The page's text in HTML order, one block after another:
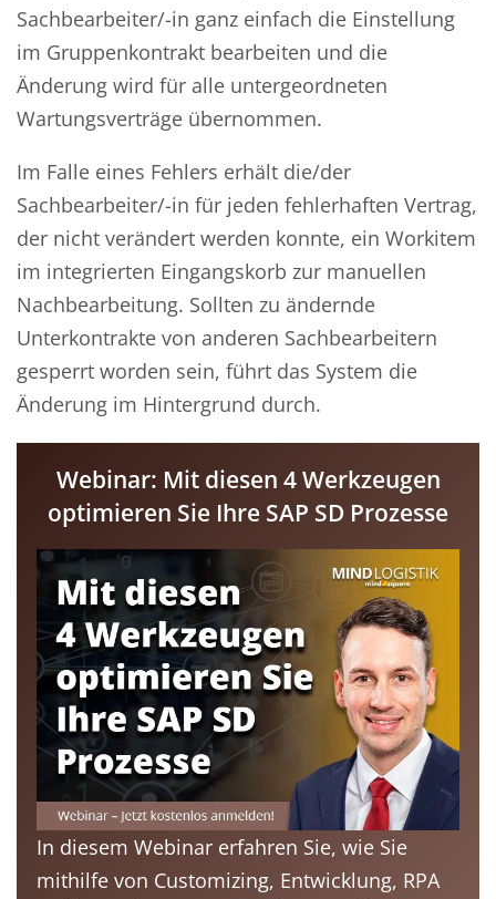
Sachbearbeiter/-in ganz einfach die Einstellung
im Gruppenkontrakt bearbeiten und die
Änderung wird für alle untergeordneten
Wartungsverträge übernommen.
Im Falle eines Fehlers erhält die/der
Sachbearbeiter/-in für jeden fehlerhaften Vertrag,
der nicht verändert werden konnte, ein Workitem
im integrierten Eingangskorb zur manuellen
Nachbearbeitung. Sollten zu ändernde
Unterkontrakte von anderen Sachbearbeitern
gesperrt worden sein, führt das System die
Änderung im Hintergrund durch.
Webinar: Mit diesen 4 Werkzeugen
optimieren Sie Ihre SAP SD Prozesse
In diesem Webinar erfahren Sie, wie Sie
mithilfe von Customizing, Entwicklung, RPA